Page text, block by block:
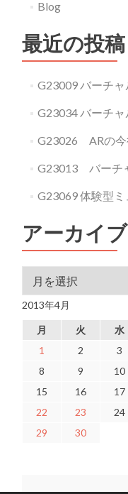
Blog
最近の投稿
G23009 バーチャ
G23034 バーチ
G23026 ARの今
G23013 バーチ
G23069 体験型
アーカイブ
アーカイブ
2013年4月
月 火 水
1
2 3
8
9 10
15
16 17
22
23 24
29
30